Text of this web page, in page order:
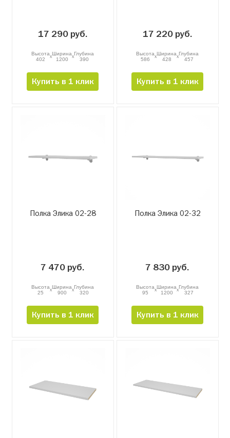
17 290 руб.
Высота
402
xШирина
1200
xГлубина
390
Купить в 1 клик
17 220 руб.
Высота
586
xШирина
428
xГлубина
457
Купить в 1 клик
Полка Элика 02-28
7 470 руб.
Высота
25
xШирина
900
xГлубина
320
Купить в 1 клик
Полка Элика 02-32
7 830 руб.
Высота
95
xШирина
1200
xГлубина
327
Купить в 1 клик